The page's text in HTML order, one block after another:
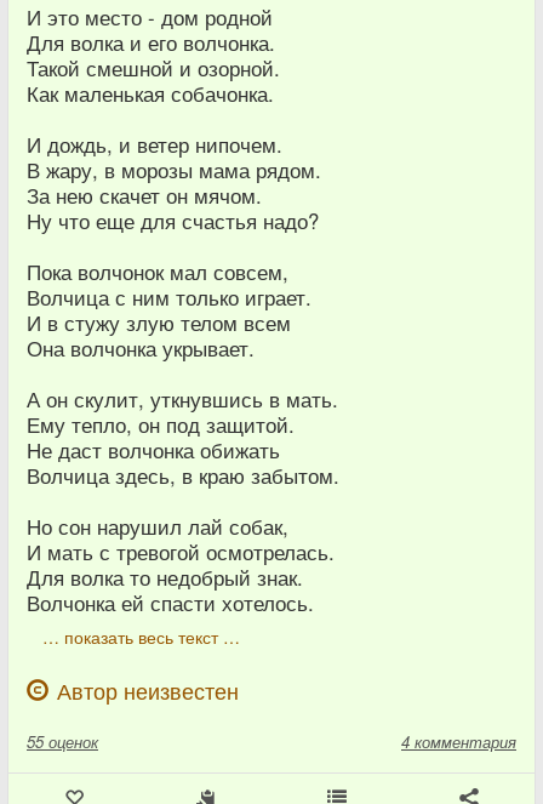
И это место - дом родной
Для волка и его волчонка.
Такой смешной и озорной.
Как маленькая собачонка.
И дождь, и ветер нипочем.
В жару, в морозы мама рядом.
За нею скачет он мячом.
Ну что еще для счастья надо?
Пока волчонок мал совсем,
Волчица с ним только играет.
И в стужу злую телом всем
Она волчонка укрывает.
А он скулит, уткнувшись в мать.
Ему тепло, он под защитой.
Не даст волчонка обижать
Волчица здесь, в краю забытом.
Но сон нарушил лай собак,
И мать с тревогой осмотрелась.
Для волка то недобрый знак.
Волчонка ей спасти хотелось.
… показать весь текст …
Автор неизвестен
55 оценок 4 комментария